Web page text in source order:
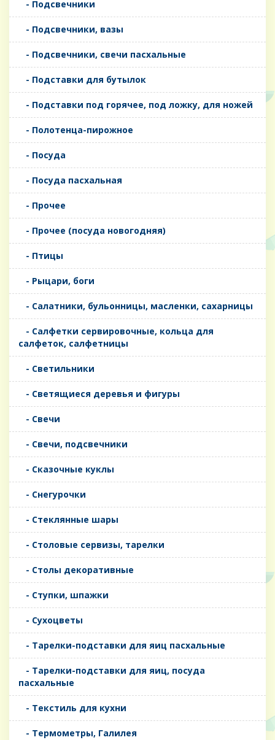
- Подсвечники
- Подсвечники, вазы
- Подсвечники, свечи пасхальные
- Подставки для бутылок
- Подставки под горячее, под ложку, для ножей
- Полотенца-пирожное
- Посуда
- Посуда пасхальная
- Прочее
- Прочее (посуда новогодняя)
- Птицы
- Рыцари, боги
- Салатники, бульонницы, масленки, сахарницы
- Салфетки сервировочные, кольца для
салфеток, салфетницы
- Светильники
- Светящиеся деревья и фигуры
- Свечи
- Свечи, подсвечники
- Сказочные куклы
- Снегурочки
- Стеклянные шары
- Столовые сервизы, тарелки
- Столы декоративные
- Ступки, шпажки
- Сухоцветы
- Тарелки-подставки для яиц пасхальные
- Тарелки-подставки для яиц, посуда
пасхальные
- Текстиль для кухни
- Термометры, Галилея